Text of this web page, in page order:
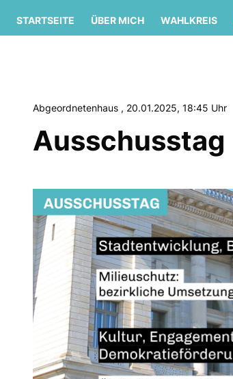
STARTSEITE ÜBER MICH WAHLKREIS
Abgeordnetenhaus , 20.01.2025, 18:45 Uhr
Ausschusstag